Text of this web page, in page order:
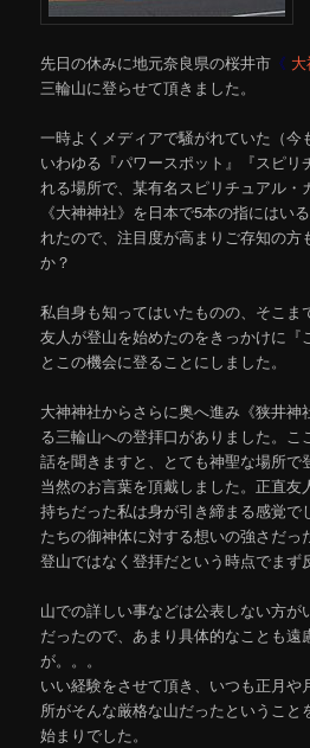
先日の休みに地元奈良県の桜井市 《
三輪山に登らせて頂きました。
一時よくメディアで騒がれていた（今
いわゆる『パワースポット』『スピリ
れる場所で、某有名スピリチュアル・
《大神神社》を日本で5本の指にはい
れたので、注目度が高まりご存知の方
か？
私自身も知ってはいたものの、そこま
友人が登山を始めたのをきっかけに『
とこの機会に登ることにしました。
大神神社からさらに奥へ進み《狭井神
る三輪山への登拝口がありました。こ
話を聞きますと、とても神聖な場所で
当然のお言葉を頂戴しました。正直
持ちだった私は身が引き締まる感覚で
たちの御神体に対する想いの強さだっ
登山ではなく登拝だという時点でまず
山での詳しい事などは公表しない方が
だったので、あまり具体的なことも遠
が。。。
いい経験をさせて頂き、いつも正月
所がそんな厳格な山だったというこ
始まりでした。